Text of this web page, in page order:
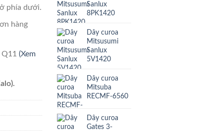
phía dưới.
hàng
(Xem
Sanlux
8PK1420
Dây curoa
Mitsusumi
Sanlux
5V1420
Dây curoa
Mitsuba
RECMF-6560
Dây curoa
Gates 3-